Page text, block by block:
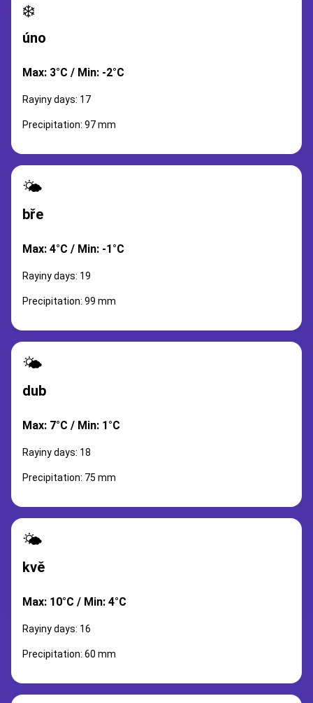
❄️
úno
Max: 3°C / Min: -2°C
Rayiny days: 17
Precipitation: 97 mm
🌤️
bře
Max: 4°C / Min: -1°C
Rayiny days: 19
Precipitation: 99 mm
🌤️
dub
Max: 7°C / Min: 1°C
Rayiny days: 18
Precipitation: 75 mm
🌤️
kvě
Max: 10°C / Min: 4°C
Rayiny days: 16
Precipitation: 60 mm